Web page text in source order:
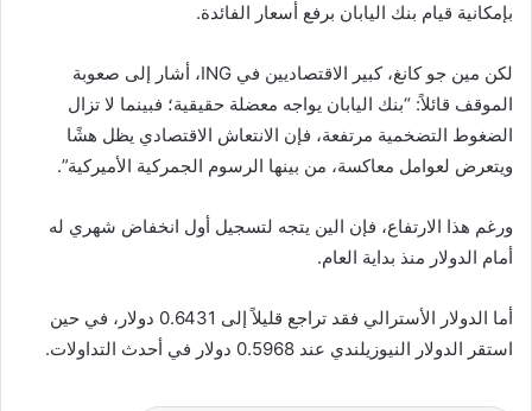
بإمكانية قيام بنك اليابان برفع أسعار الفائدة.
لكن مين جو كانغ، كبير الاقتصاديين في ING، أشار إلى صعوبة
الموقف قائلاً: “بنك اليابان يواجه معضلة حقيقية؛ فبينما لا تزال
الضغوط التضخمية مرتفعة، فإن الانتعاش الاقتصادي يظل هشًا
ويتعرض لعوامل معاكسة، من بينها الرسوم الجمركية الأميركية”.
ورغم هذا الارتفاع، فإن الين يتجه لتسجيل أول انخفاض شهري له
أمام الدولار منذ بداية العام.
أما الدولار الأسترالي فقد تراجع قليلاً إلى 0.6431 دولار، في حين
استقر الدولار النيوزيلندي عند 0.5968 دولار في أحدث التداولات.